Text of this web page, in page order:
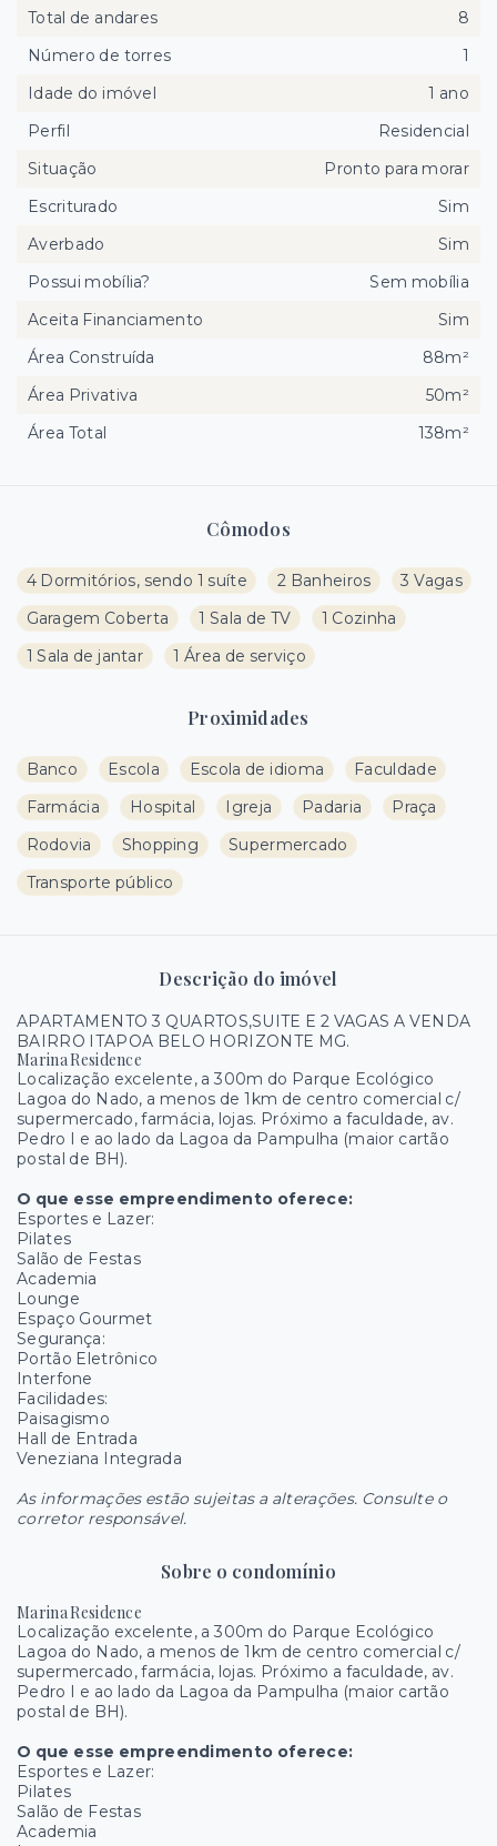
Cômodos
4 Dormitórios, sendo 1 suíte 2 Banheiros
3 Vagas
Garagem Coberta
1 Sala de TV
1 Cozinha
1 Sala de jantar
1 Área de serviço
Proximidades
Banco Escola Escola de idioma
Faculdade
Farmácia
Hospital Igreja Padaria
Praça
Rodovia
Shopping
Supermercado
Transporte público
Descrição do imóvel
APARTAMENTO 3 QUARTOS,SUITE E 2 VAGAS A VENDA
BAIRRO ITAPOA BELO HORIZONTE MG.
Marina Residence
Localização excelente, a 300m do Parque Ecológico
Lagoa do Nado, a menos de 1km de centro comercial c/
supermercado, farmácia, lojas. Próximo a faculdade, av.
Pedro I e ao lado da Lagoa da Pampulha (maior cartão
postal de BH).
O que esse empreendimento oferece:
Esportes e Lazer:
Pilates
Salão de Festas
Academia
Lounge
Espaço Gourmet
Segurança:
Portão Eletrônico
Interfone
Facilidades:
Paisagismo
Hall de Entrada
Veneziana Integrada
As informações estão sujeitas a alterações. Consulte o
corretor responsável.
Sobre o condomínio
Marina Residence
Localização excelente, a 300m do Parque Ecológico
Lagoa do Nado, a menos de 1km de centro comercial c/
supermercado, farmácia, lojas. Próximo a faculdade, av.
Pedro I e ao lado da Lagoa da Pampulha (maior cartão
postal de BH).
O que esse empreendimento oferece:
Esportes e Lazer:
Pilates
Salão de Festas
Academia
Total de andares
8
Número de torres
1
Idade do imóvel
1 ano
Perfil
Residencial
Situação
Pronto para morar
Escriturado
Sim
Averbado
Sim
Possui mobília?
Sem mobília
Aceita Financiamento
Sim
Área Construída
88m²
Área Privativa
50m²
Área Total
138m²